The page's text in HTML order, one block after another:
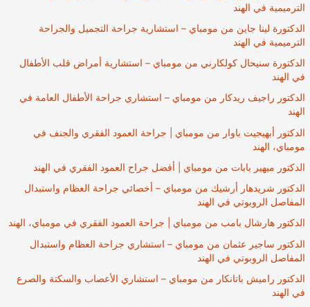
الترميمية في الهند
الدكتورة لينا جاين من مومباي – استشارية جراحة التجميل والجراحة
الترميمية في الهند
الدكتورة سنيحال كولكارني من مومباي – استشارية أمراض قلب الأطفال
في الهند
الدكتور راجيف ريدكار من مومباي – استشاري جراحة الأطفال العامة في
الهند
الدكتور أبهيجيت باوار من مومباي | جراحة العمود الفقري والجنف في
مومباي، الهند
الدكتور ميهير بابات من مومباي | أفضل جراح العمود الفقري في الهند
الدكتور شريدهار أرشيك من مومباي – أخصائي جراحة العظام واستبدال
المفاصل الروبوتي في الهند
الدكتور هارشال بامب من مومباي | جراحة العمود الفقري في مومباي، الهند
الدكتور ساجير عثمان من مومباي – استشاري جراحة العظام واستبدال
المفاصل الروبوتي في الهند
الدكتور راميش باتانكار من مومباي – استشاري الأعصاب والسكتة والصرع
في الهند